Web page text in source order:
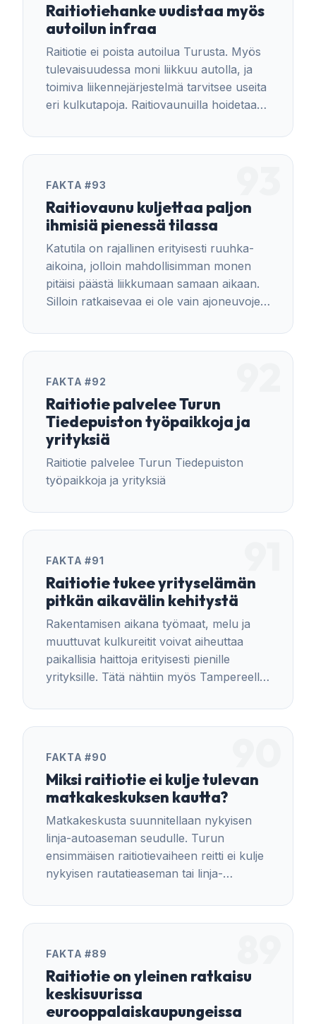
Raitiotiehanke uudistaa myös
autoilun infraa
Raitiotie ei poista autoilua Turusta. Myös
tulevaisuudessa moni liikkuu autolla, ja
toimiva liikennejärjestelmä tarvitsee useita
eri kulkutapoja. Raitiovaunuilla hoidetaan
täydentävää joukkoliikennettä ja autoilla
joustavuutta vaativia matkoja.
FAKTA #93
Raitiovaunu kuljettaa paljon
ihmisiä pienessä tilassa
Katutila on rajallinen erityisesti ruuhka-
aikoina, jolloin mahdollisimman monen
pitäisi päästä liikkumaan samaan aikaan.
Silloin ratkaisevaa ei ole vain ajoneuvojen
liikennevälineet pystyvät kuljettamaan.
FAKTA #92
Raitiotie palvelee Turun
Tiedepuiston työpaikkoja ja
yrityksiä
Raitiotie palvelee Turun Tiedepuiston
työpaikkoja ja yrityksiä
FAKTA #91
Raitiotie tukee yrityselämän
pitkän aikavälin kehitystä
Rakentamisen aikana työmaat, melu ja
muuttuvat kulkureitit voivat aiheuttaa
paikallisia haittoja erityisesti pienille
yrityksille. Tätä nähtiin myös Tampereella
FAKTA #90
Miksi raitiotie ei kulje tulevan
matkakeskuksen kautta?
Matkakeskusta suunnitellaan nykyisen
linja-autoaseman seudulle. Turun
ensimmäisen raitiotievaiheen reitti ei kulje
nykyisen rautatieaseman tai linja-
FAKTA #89
Raitiotie on yleinen ratkaisu
keskisuurissa
eurooppalaiskaupungeissa